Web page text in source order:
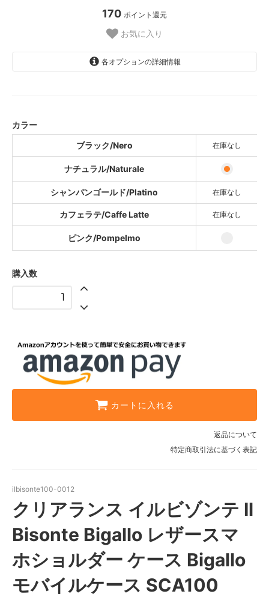
170 ポイント還元
お気に入り
各オプションの詳細情報
シャンパンゴールド/Platino
SOLD OUT
ピンク/Pompelmo
カラー
ブラック/Nero
在庫なし
ナチュラル/Naturale
シャンパンゴールド/Platino 在庫なし
カフェラテ/Caffe Latte 在庫なし
ピンク/Pompelmo
購入数
カートに入れる
返品について
特定商取引法に基づく表記
ilbisonte100-0012
クリアランス イルビゾンテ Il
Bisonte Bigallo レザースマ
ホショルダー ケース Bigallo
モバイルケース SCA100